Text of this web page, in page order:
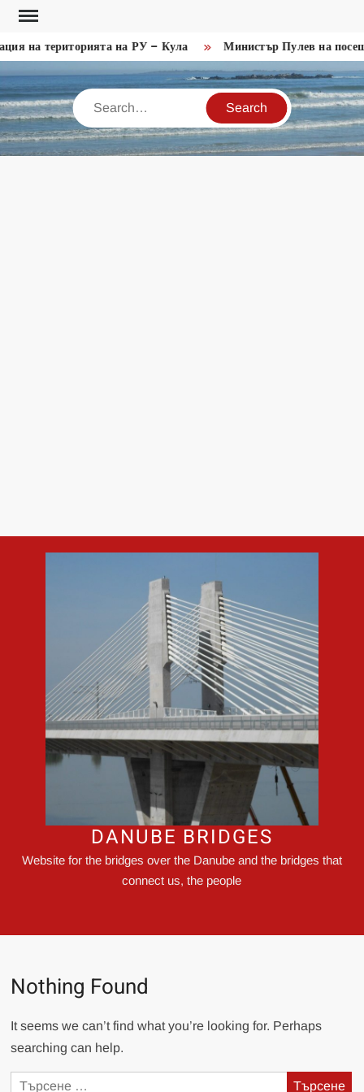
Skip
contentна територията на РУ – Кула Министър Пулев на
Search
DANUBE BRIDGES
Website for the bridges over the Danube and the bridges that
connect us, the people
Nothing Found
It seems we can’t find what you’re looking for. Perhaps
searching can help.
Търсене